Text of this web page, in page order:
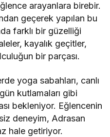
arayanlara birebir.
geçerek yapılan bu
farklı bir güzelliği
kayalık geçitler,
bir parçası.
yoga sabahları, canlı
kutlamaları gibi
bekleniyor. Eğlencenin
deneyim, Adrasan
hale getiriyor.